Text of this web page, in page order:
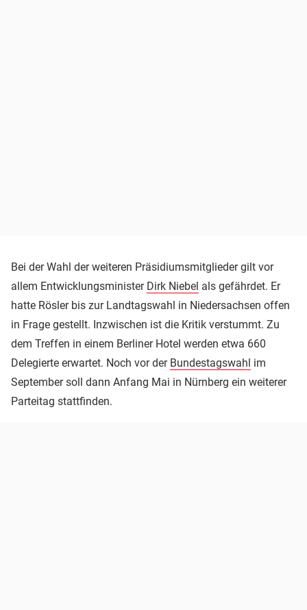
Bei der Wahl der weiteren Präsidiumsmitglieder gilt vor
allem Entwicklungsminister Dirk Niebel als gefährdet. Er
hatte Rösler bis zur Landtagswahl in Niedersachsen offen
in Frage gestellt. Inzwischen ist die Kritik verstummt. Zu
dem Treffen in einem Berliner Hotel werden etwa 660
Delegierte erwartet. Noch vor der Bundestagswahl im
September soll dann Anfang Mai in Nürnberg ein weiterer
Parteitag stattfinden.